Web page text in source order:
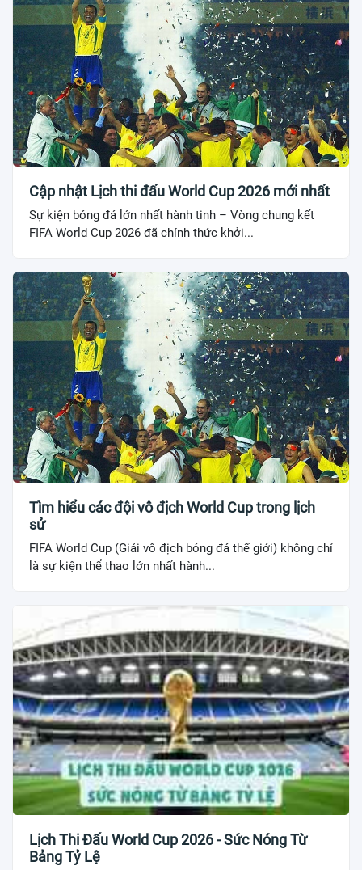
Cập nhật Lịch thi đấu World Cup 2026 mới nhất
Sự kiện bóng đá lớn nhất hành tinh – Vòng chung kết
FIFA World Cup 2026 đã chính thức khởi...
Tìm hiểu các đội vô địch World Cup trong lịch
sử
FIFA World Cup (Giải vô địch bóng đá thế giới) không chỉ
là sự kiện thể thao lớn nhất hành...
Lịch Thi Đấu World Cup 2026 - Sức Nóng Từ
Bảng Tỷ Lệ